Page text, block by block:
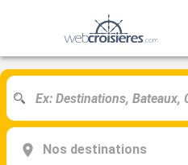
Nos destinations